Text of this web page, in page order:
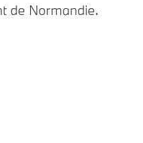
de Normandie.